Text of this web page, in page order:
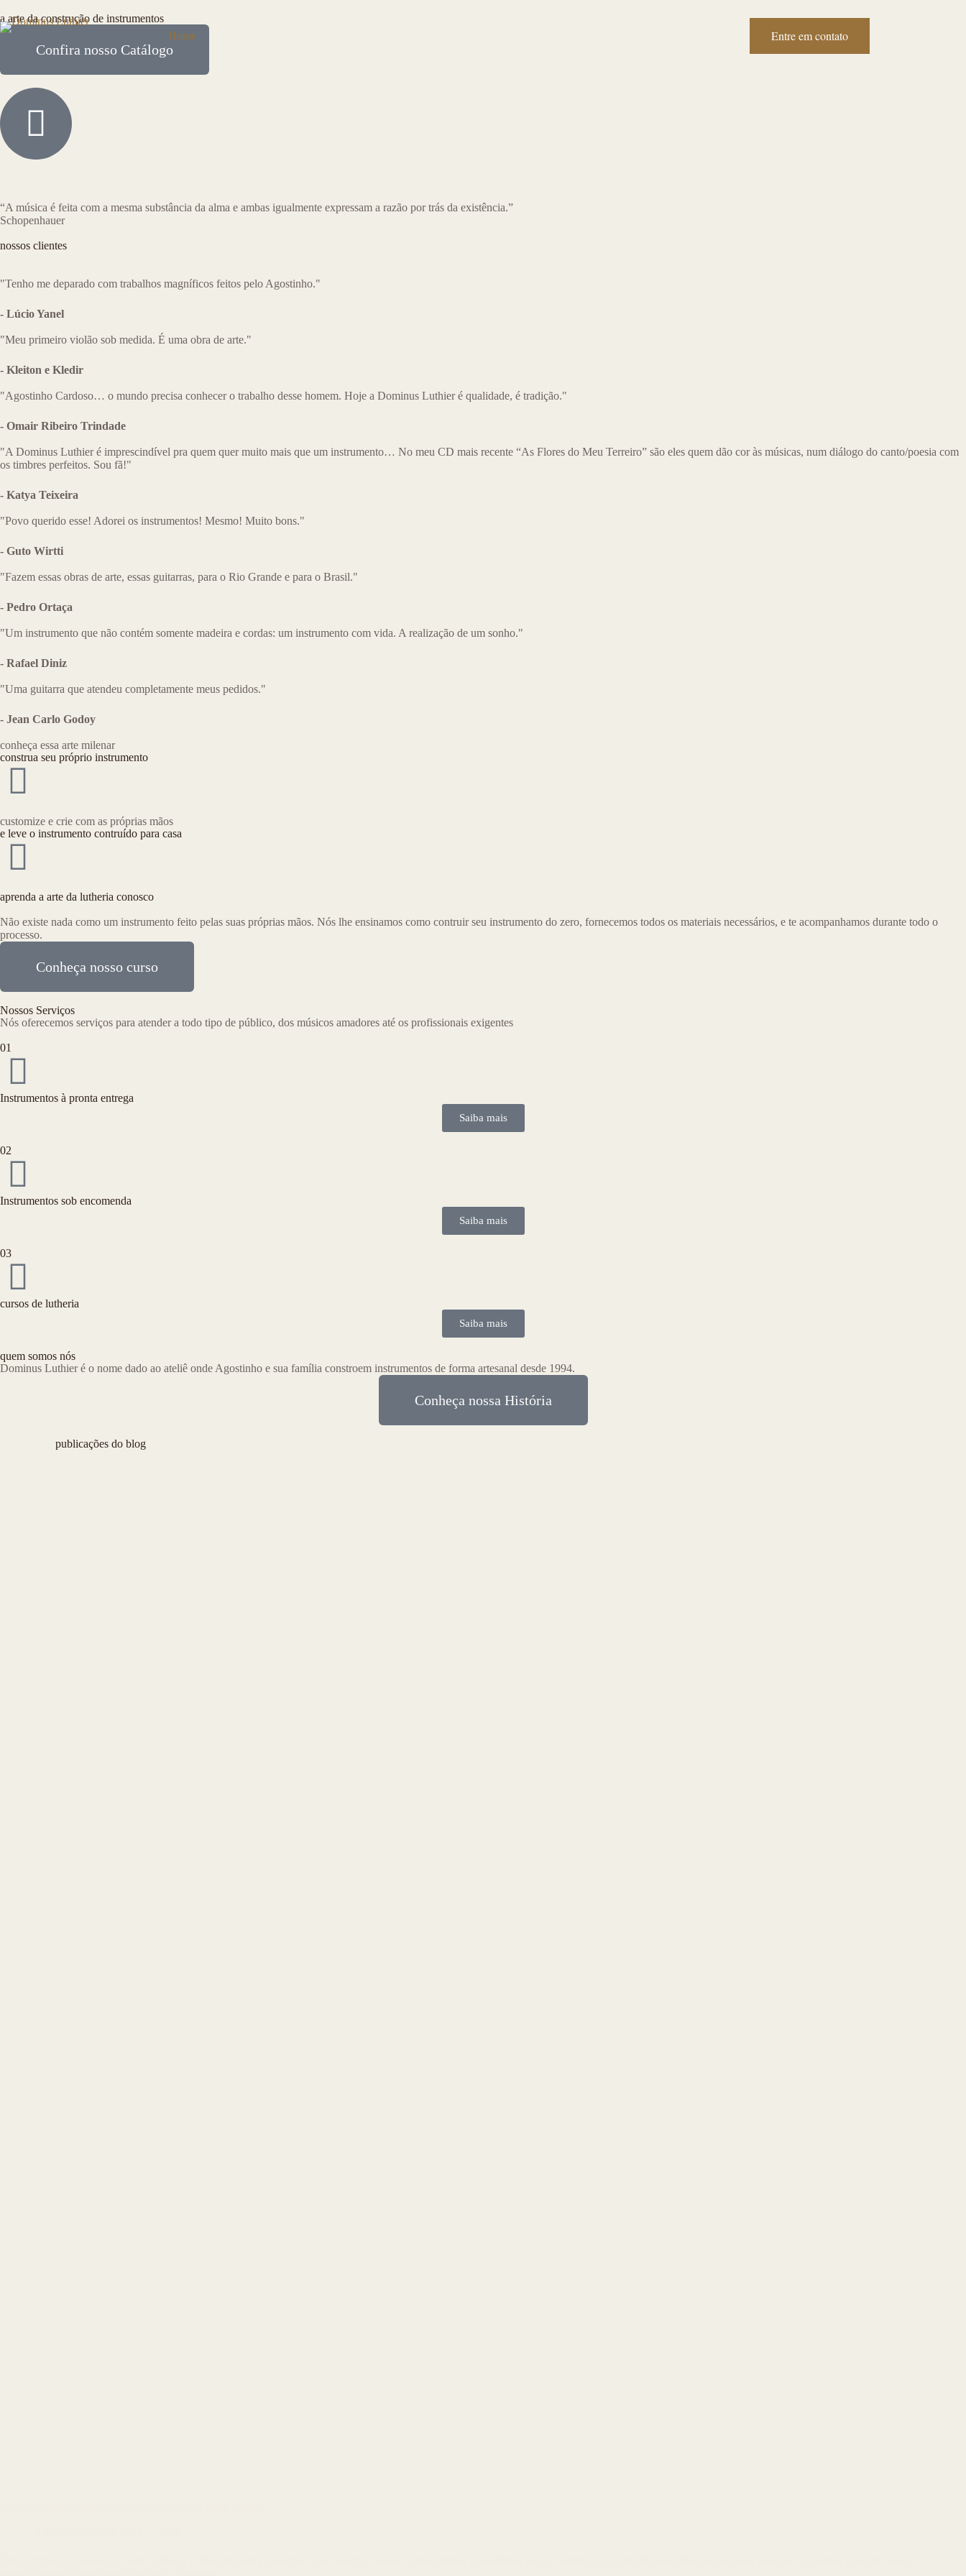
Home Entre em contato
a arte da construção de instrumentos
Confira nosso Catálogo
“⁠A música é feita com a mesma substância da alma e ambas igualmente expressam a razão por trás da existência.”
Schopenhauer
nossos clientes
"Tenho me deparado com trabalhos magníficos feitos pelo Agostinho."
- Lúcio Yanel
"Meu primeiro violão sob medida. É uma obra de arte."
- Kleiton e Kledir
"Agostinho Cardoso… o mundo precisa conhecer o trabalho desse homem. Hoje a Dominus Luthier é qualidade, é tradição."
- Omair Ribeiro Trindade
"A Dominus Luthier é imprescindível pra quem quer muito mais que um instrumento… No meu CD mais recente “As Flores do Meu Terreiro” são eles quem dão cor às músicas, num diálogo do canto/poesia com
os timbres perfeitos. Sou fã!"
- Katya Teixeira
"Povo querido esse! Adorei os instrumentos! Mesmo! Muito bons."
- Guto Wirtti
"Fazem essas obras de arte, essas guitarras, para o Rio Grande e para o Brasil."
- Pedro Ortaça
"Um instrumento que não contém somente madeira e cordas: um instrumento com vida. A realização de um sonho."
- Rafael Diniz
"Uma guitarra que atendeu completamente meus pedidos."
- Jean Carlo Godoy
conheça essa arte milenar
construa seu próprio instrumento
customize e crie com as próprias mãos
e leve o instrumento contruído para casa
aprenda a arte da lutheria conosco
Não existe nada como um instrumento feito pelas suas próprias mãos. Nós lhe ensinamos como contruir seu instrumento do zero, fornecemos todos os materiais necessários, e te acompanhamos durante todo o
processo.
Conheça nosso curso
Nossos Serviços
Nós oferecemos serviços para atender a todo tipo de público, dos músicos amadores até os profissionais exigentes
01
Instrumentos à pronta entrega
Saiba mais
02
Instrumentos sob encomenda
Saiba mais
03
cursos de lutheria
Saiba mais
quem somos nós
Dominus Luthier é o nome dado ao ateliê onde Agostinho e sua família constroem instrumentos de forma artesanal desde 1994.
Conheça nossa História
publicações do blog